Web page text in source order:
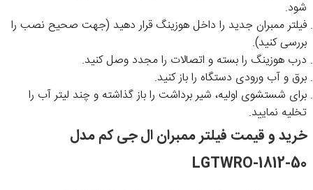
شود.
فیلتر ممبران جدید را داخل هوزینگ قرار دهید (جهت صحیح نصب را
بررسی کنید).
درب هوزینگ را بسته و اتصالات را مجدد وصل کنید.
برق و آب ورودی دستگاه را باز کنید.
برای شستشوی اولیه، شیر برداشت را باز گذاشته و چند لیتر آب را
تخلیه نمایید.
خرید و قیمت فیلتر ممبران ال جی کم مدل
LGTWRO-1812-50